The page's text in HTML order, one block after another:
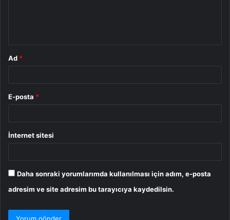
Ad *
E-posta *
İnternet sitesi
Daha sonraki yorumlarımda kullanılması için adım, e-posta
adresim ve site adresim bu tarayıcıya kaydedilsin.